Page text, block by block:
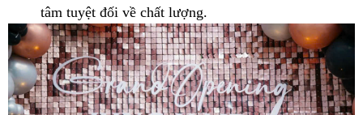
tâm tuyệt đối về chất lượng.